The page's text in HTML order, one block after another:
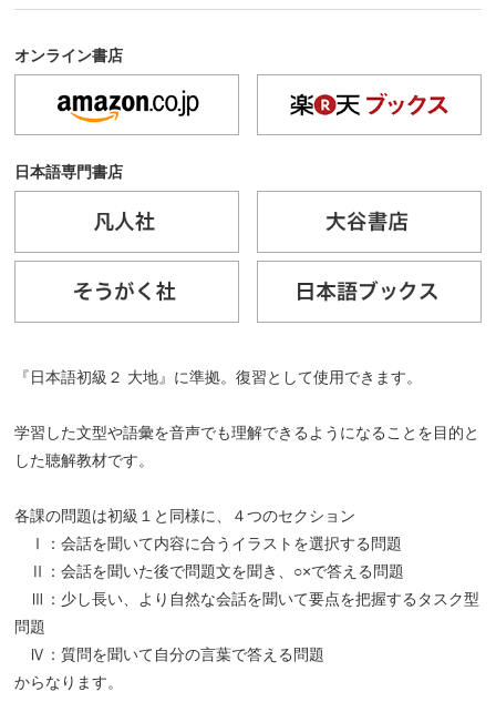
『日本語初級２ 大地』に準拠。復習として使用できます。
学習した文型や語彙を音声でも理解できるようになることを目的と
した聴解教材です。
各課の問題は初級１と同様に、４つのセクション
Ⅰ：会話を聞いて内容に合うイラストを選択する問題
Ⅱ：会話を聞いた後で問題文を聞き、○×で答える問題
Ⅲ：少し長い、より自然な会話を聞いて要点を把握するタスク型
問題
Ⅳ：質問を聞いて自分の言葉で答える問題
からなります。
オンライン書店
日本語専門書店